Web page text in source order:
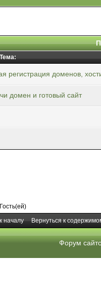
Тема:
регистрация доменов,
домен и готовый сайт
началу Вернуться к
Форум